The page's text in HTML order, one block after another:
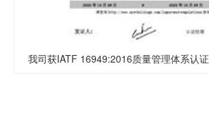
我司获IATF 16949:2016质量管理体系认证